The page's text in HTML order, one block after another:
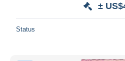
Seller's residence
±
Status